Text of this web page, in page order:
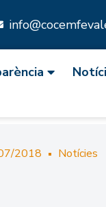
2018 Notícies